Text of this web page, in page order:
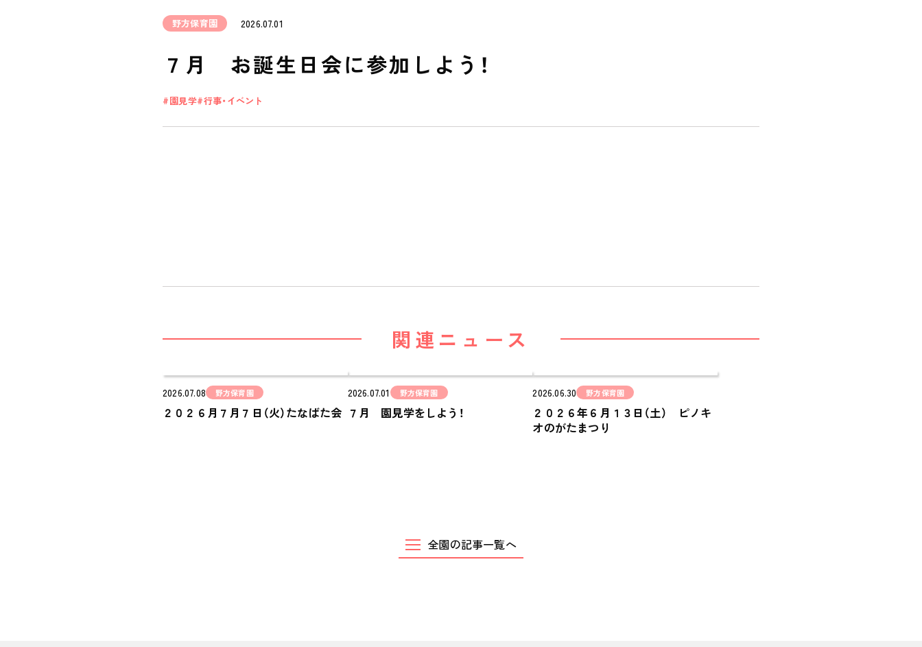
食のこと
ALL LOCATIONS
ピノキオハウス
PINOKIO'S HOUSE
COMPANY
PINOKI'S YOUTUBE
お問い合わせ
野方保育園 2026.07.01
７月 お誕生日会に参加しよう！
園見学 行事・イベント
関連ニュース
2026.07.08 野方保育園
２０２６月７月７日（火）たなばた会
2026.07.01 野方保育園
７月 園見学をしよう！
2026.06.30 野方保育園
２０２６年６月１３日（土） ピノキ
オのがたまつり
全園の記事一覧へ